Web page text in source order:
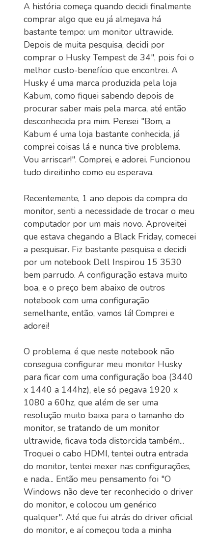
A história começa quando decidi finalmente
comprar algo que eu já almejava há
bastante tempo: um monitor ultrawide.
Depois de muita pesquisa, decidi por
comprar o Husky Tempest de 34", pois foi o
melhor custo-benefício que encontrei. A
Husky é uma marca produzida pela loja
Kabum, como fiquei sabendo depois de
procurar saber mais pela marca, até então
desconhecida pra mim. Pensei "Bom, a
Kabum é uma loja bastante conhecida, já
comprei coisas lá e nunca tive problema.
Vou arriscar!". Comprei, e adorei. Funcionou
tudo direitinho como eu esperava.
Recentemente, 1 ano depois da compra do
monitor, senti a necessidade de trocar o meu
computador por um mais novo. Aproveitei
que estava chegando a Black Friday, comecei
a pesquisar. Fiz bastante pesquisa e decidi
por um notebook Dell Inspirou 15 3530
bem parrudo. A configuração estava muito
boa, e o preço bem abaixo de outros
notebook com uma configuração
semelhante, então, vamos lá! Comprei e
adorei!
O problema, é que neste notebook não
conseguia configurar meu monitor Husky
para ficar com uma configuração boa (3440
x 1440 a 144hz), ele só pegava 1920 x
1080 a 60hz, que além de ser uma
resolução muito baixa para o tamanho do
monitor, se tratando de um monitor
ultrawide, ficava toda distorcida também...
Troquei o cabo HDMI, tentei outra entrada
do monitor, tentei mexer nas configurações,
e nada... Então meu pensamento foi "O
Windows não deve ter reconhecido o driver
do monitor, e colocou um genérico
qualquer". Até que fui atrás do driver oficial
do monitor, e aí começou toda a minha